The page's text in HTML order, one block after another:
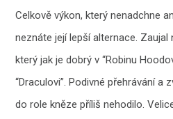
Celkově výkon, který nenadchne
neznáte její lepší alternace. Zaujal
který jak je dobrý v “Robinu
“Draculovi”. Podivné přehrávání a
do role kněze příliš nehodilo.